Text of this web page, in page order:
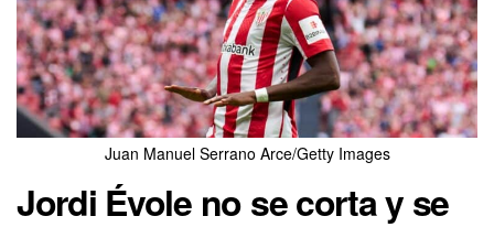
Juan Manuel Serrano Arce/Getty Images
Jordi Évole no se corta y se